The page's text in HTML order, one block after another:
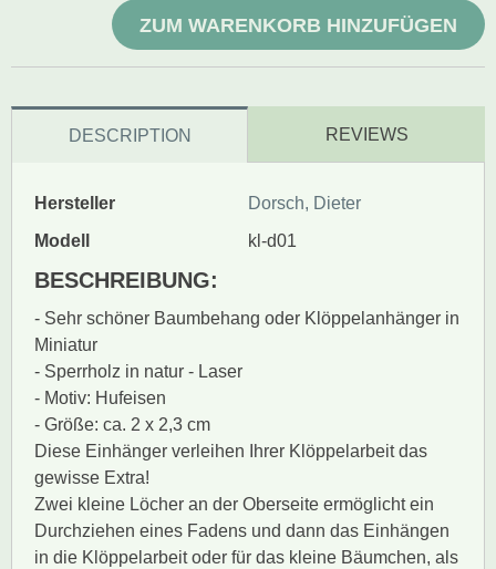
ZUM WARENKORB HINZUFÜGEN
DESCRIPTION REVIEWS
Hersteller
Dorsch, Dieter
Modell
kl-d01
BESCHREIBUNG:
- Sehr schöner Baumbehang oder Klöppelanhänger in
Miniatur
- Sperrholz in natur - Laser
- Motiv: Hufeisen
- Größe: ca. 2 x 2,3 cm
Diese Einhänger verleihen Ihrer Klöppelarbeit das
gewisse Extra!
Zwei kleine Löcher an der Oberseite ermöglicht ein
Durchziehen eines Fadens und dann das Einhängen
in die Klöppelarbeit oder für das kleine Bäumchen, als